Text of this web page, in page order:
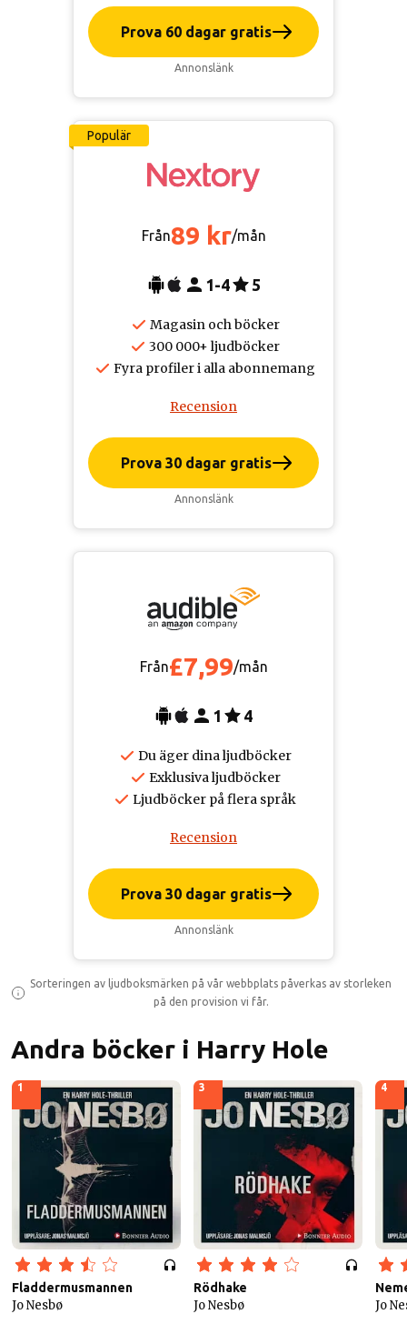
Prova 60 dagar gratis
Annonslänk
Populär
Från89 kr/mån
1-4 5
Magasin och böcker
300 000+ ljudböcker
Fyra profiler i alla abonnemang
Recension
Prova 30 dagar gratis
Annonslänk
Från£7,99/mån
1 4
Du äger dina ljudböcker
Exklusiva ljudböcker
Ljudböcker på flera språk
Recension
Prova 30 dagar gratis
Annonslänk
Sorteringen av ljudboksmärken på vår webbplats påverkas av storleken
på den provision vi får.
Andra böcker i Harry Hole
1
Fladdermusmannen
Jo Nesbø
3
Rödhake
Jo Nesbø
4
Jo